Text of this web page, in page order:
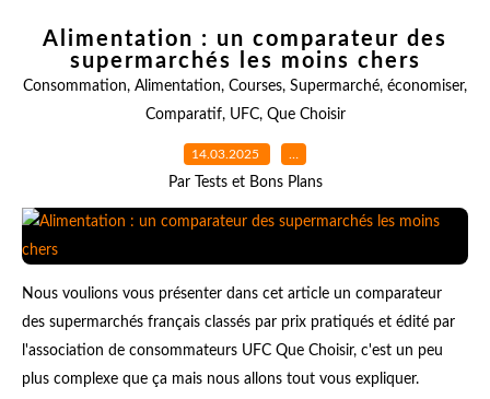
Alimentation : un comparateur des
supermarchés les moins chers
Consommation, Alimentation, Courses, Supermarché, économiser,
Comparatif, UFC, Que Choisir
14.03.2025 …
Par Tests et Bons Plans
Nous voulions vous présenter dans cet article un comparateur
des supermarchés français classés par prix pratiqués et édité par
l'association de consommateurs UFC Que Choisir, c'est un peu
plus complexe que ça mais nous allons tout vous expliquer.